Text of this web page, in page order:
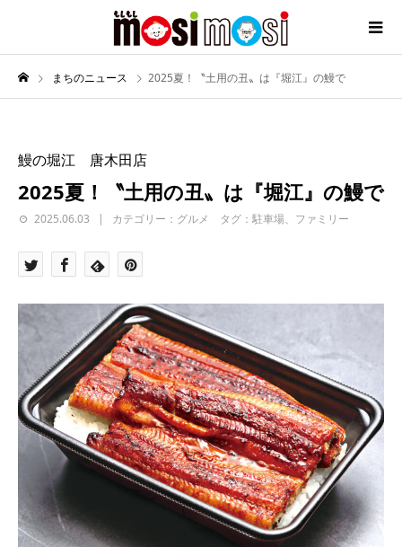
まちのニュース 2025夏！〝土用の丑〟は『堀江』の鰻で
鰻の堀江 唐木田店
2025夏！〝土用の丑〟は『堀江』の鰻で
2025.06.03 カテゴリー：グルメ タグ：駐車場、ファミリー